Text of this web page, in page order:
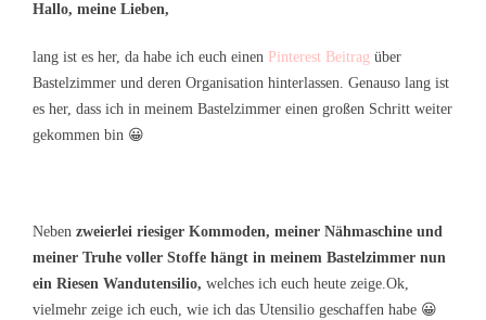
Hallo, meine Lieben,
lang ist es her, da habe ich euch einen Pinterest Beitrag über
Bastelzimmer und deren Organisation hinterlassen. Genauso lang ist
es her, dass ich in meinem Bastelzimmer einen großen Schritt weiter
gekommen bin 😀
Neben zweierlei riesiger Kommoden, meiner Nähmaschine und
meiner Truhe voller Stoffe hängt in meinem Bastelzimmer nun
ein Riesen Wandutensilio, welches ich euch heute zeige.Ok,
vielmehr zeige ich euch, wie ich das Utensilio geschaffen habe 😀